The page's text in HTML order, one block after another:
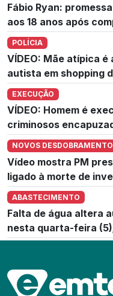
Fábio Ryan:
aos 18 anos após
POLÍCIA
VÍDEO: Mãe atípica
autista em shopping
EXECUÇÃO
VÍDEO: Homem é
criminosos
NOVOS
Vídeo mostra PM
ligado à morte de
ABASTECIMENTO
Falta de água altera
nesta quarta-feira